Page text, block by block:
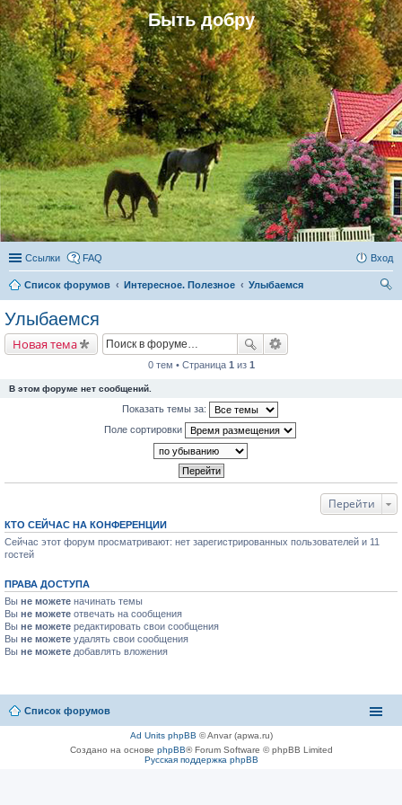
Быть добру
Ссылки FAQ Вход
Список форумов Интересное. Полезное
Улыбаемся
Улыбаемся
Новая тема
0 тем • Страница 1 из 1
В этом форуме нет сообщений.
Показать темы за:
Поле сортировки
Перейти
КТО СЕЙЧАС НА КОНФЕРЕНЦИИ
Сейчас этот форум просматривают: нет зарегистрированных пользователей и 11
гостей
ПРАВА ДОСТУПА
Вы не можете начинать темы
Вы не можете отвечать на сообщения
Вы не можете редактировать свои сообщения
Вы не можете удалять свои сообщения
Вы не можете добавлять вложения
Список форумов
Ad Units phpBB © Anvar (apwa.ru)
Создано на основе phpBB® Forum Software © phpBB Limited
Русская поддержка phpBB